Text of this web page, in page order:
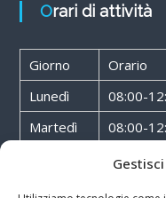
Orari di attività
Giorno
Orario
Lunedì
08:00-
Martedì
08:00-
08:00-